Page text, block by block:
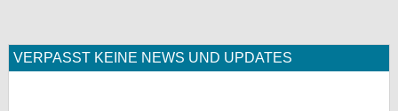
VERPASST KEINE NEWS UND UPDATES